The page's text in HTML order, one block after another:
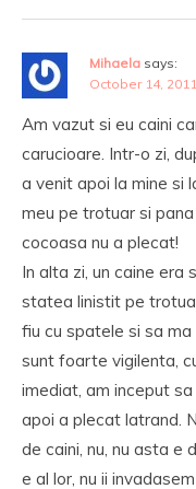
Mihaela says:
October 14,
Am vazut si eu caini
carucioare. Intr-o zi,
a venit apoi la mine si
meu pe trotuar si
cocoasa nu a plecat!
In alta zi, un caine era
statea linistit pe
fiu cu spatele si sa
sunt foarte vigilenta,
imediat, am inceput
apoi a plecat latrand.
de caini, nu, nu asta e
e al lor, nu ii